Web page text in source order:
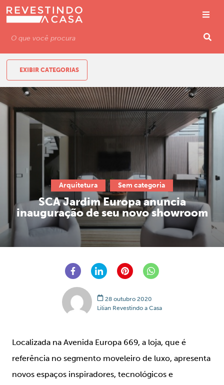
EXIBIR CATEGORIAS
Arquitetura Sem categoria
SCA Jardim Europa anuncia
inauguração de seu novo showroom
28 outubro 2020
Lilian Revestindo a Casa
Localizada na Avenida Europa 669, a loja, que é
referência no segmento moveleiro de luxo, apresenta
novos espaços inspiradores, tecnológicos e